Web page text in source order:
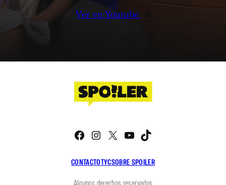
Ver en Youtube
CONTACTOTYCSOBRE SPOILER
Facebook
Instagram
X YouTube
Algunos derechos reservados